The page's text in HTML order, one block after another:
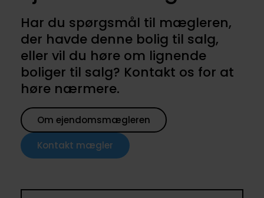
Har du spørgsmål til mægleren,
der havde denne bolig til salg,
eller vil du høre om lignende
boliger til salg? Kontakt os for at
høre nærmere.
Om ejendomsmægleren
Kontakt mægler